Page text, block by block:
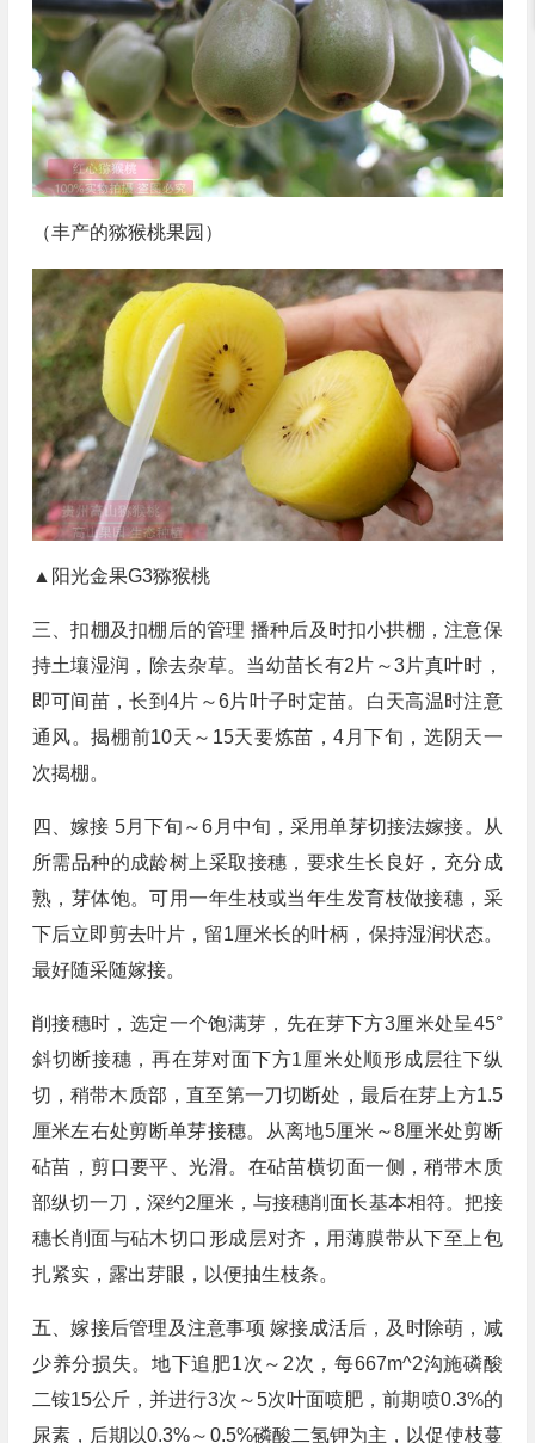
（丰产的猕猴桃果园）
▲阳光金果G3猕猴桃
三、扣棚及扣棚后的管理 播种后及时扣小拱棚，注意保
持土壤湿润，除去杂草。当幼苗长有2片～3片真叶时，
即可间苗，长到4片～6片叶子时定苗。白天高温时注意
通风。揭棚前10天～15天要炼苗，4月下旬，选阴天一
次揭棚。
四、嫁接 5月下旬～6月中旬，采用单芽切接法嫁接。从
所需品种的成龄树上采取接穗，要求生长良好，充分成
熟，芽体饱。可用一年生枝或当年生发育枝做接穗，采
下后立即剪去叶片，留1厘米长的叶柄，保持湿润状态。
最好随采随嫁接。
削接穗时，选定一个饱满芽，先在芽下方3厘米处呈45°
斜切断接穗，再在芽对面下方1厘米处顺形成层往下纵
切，稍带木质部，直至第一刀切断处，最后在芽上方1.5
厘米左右处剪断单芽接穗。从离地5厘米～8厘米处剪断
砧苗，剪口要平、光滑。在砧苗横切面一侧，稍带木质
部纵切一刀，深约2厘米，与接穗削面长基本相符。把接
穗长削面与砧木切口形成层对齐，用薄膜带从下至上包
扎紧实，露出芽眼，以便抽生枝条。
五、嫁接后管理及注意事项 嫁接成活后，及时除萌，减
少养分损失。地下追肥1次～2次，每667m^2沟施磷酸
二铵15公斤，并进行3次～5次叶面喷肥，前期喷0.3%的
尿素，后期以0.3%～0.5%磷酸二氢钾为主，以促使枝蔓